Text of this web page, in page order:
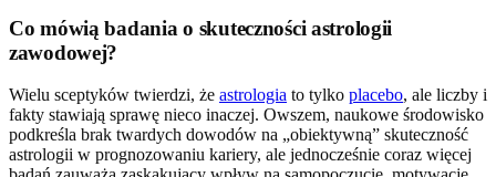
Co mówią badania o skuteczności astrologii
zawodowej?
Wielu sceptyków twierdzi, że astrologia to tylko placebo, ale liczby i
fakty stawiają sprawę nieco inaczej. Owszem, naukowe środowisko
podkreśla brak twardych dowodów na „obiektywną” skuteczność
astrologii w prognozowaniu kariery, ale jednocześnie coraz więcej